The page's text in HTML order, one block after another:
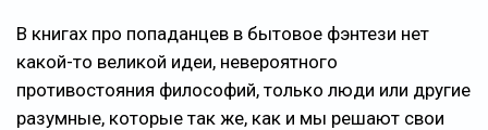
В книгах про попаданцев в бытовое фэнтези нет
какой-то великой идеи, невероятного
противостояния философий, только люди или другие
разумные, которые так же, как и мы решают свои